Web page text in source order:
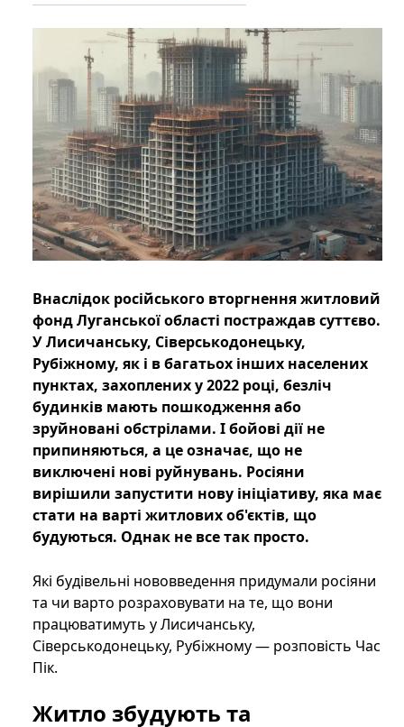
Внаслідок російського вторгнення житловий
фонд Луганської області постраждав суттєво.
У Лисичанську, Сіверськодонецьку,
Рубіжному, як і в багатьох інших населених
пунктах, захоплених у 2022 році, безліч
будинків мають пошкодження або
зруйновані обстрілами. І бойові дії не
припиняються, а це означає, що не
виключені нові руйнувань. Росіяни
вирішили запустити нову ініціативу, яка має
стати на варті житлових об'єктів, що
будуються. Однак не все так просто.
Які будівельні нововведення придумали росіяни
та чи варто розраховувати на те, що вони
працюватимуть у Лисичанську,
Сіверськодонецьку, Рубіжному — розповість Час
Пік.
Житло збудують та